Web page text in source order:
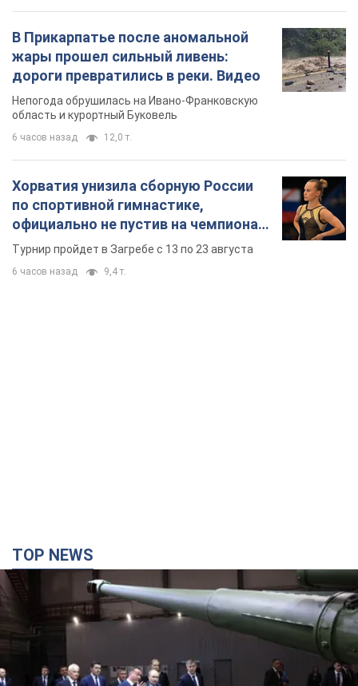
В Прикарпатье после аномальной
жары прошел сильный ливень:
дороги превратились в реки. Видео
Непогода обрушилась на Ивано-Франковскую
область и курортный Буковель
6 часов назад 12,0 т.
Хорватия унизила сборную России
по спортивной гимнастике,
официально не пустив на чемпионат
Европы основных спортсменов
Турнир пройдет в Загребе с 13 по 23 августа
6 часов назад 9,4 т.
TOP NEWS